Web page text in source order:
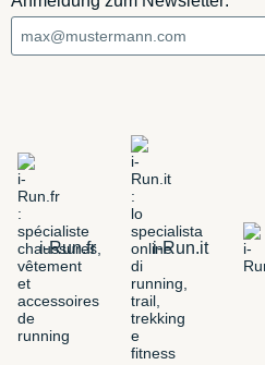
i-Run.fr i-Run.it